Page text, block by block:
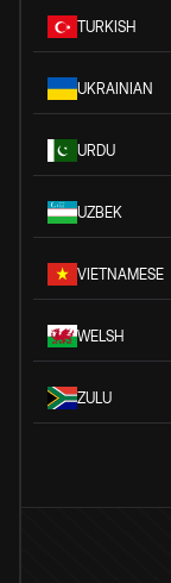
TURKISH
UKRAINIAN
URDU
UZBEK
VIETNAMESE
WELSH
ZULU